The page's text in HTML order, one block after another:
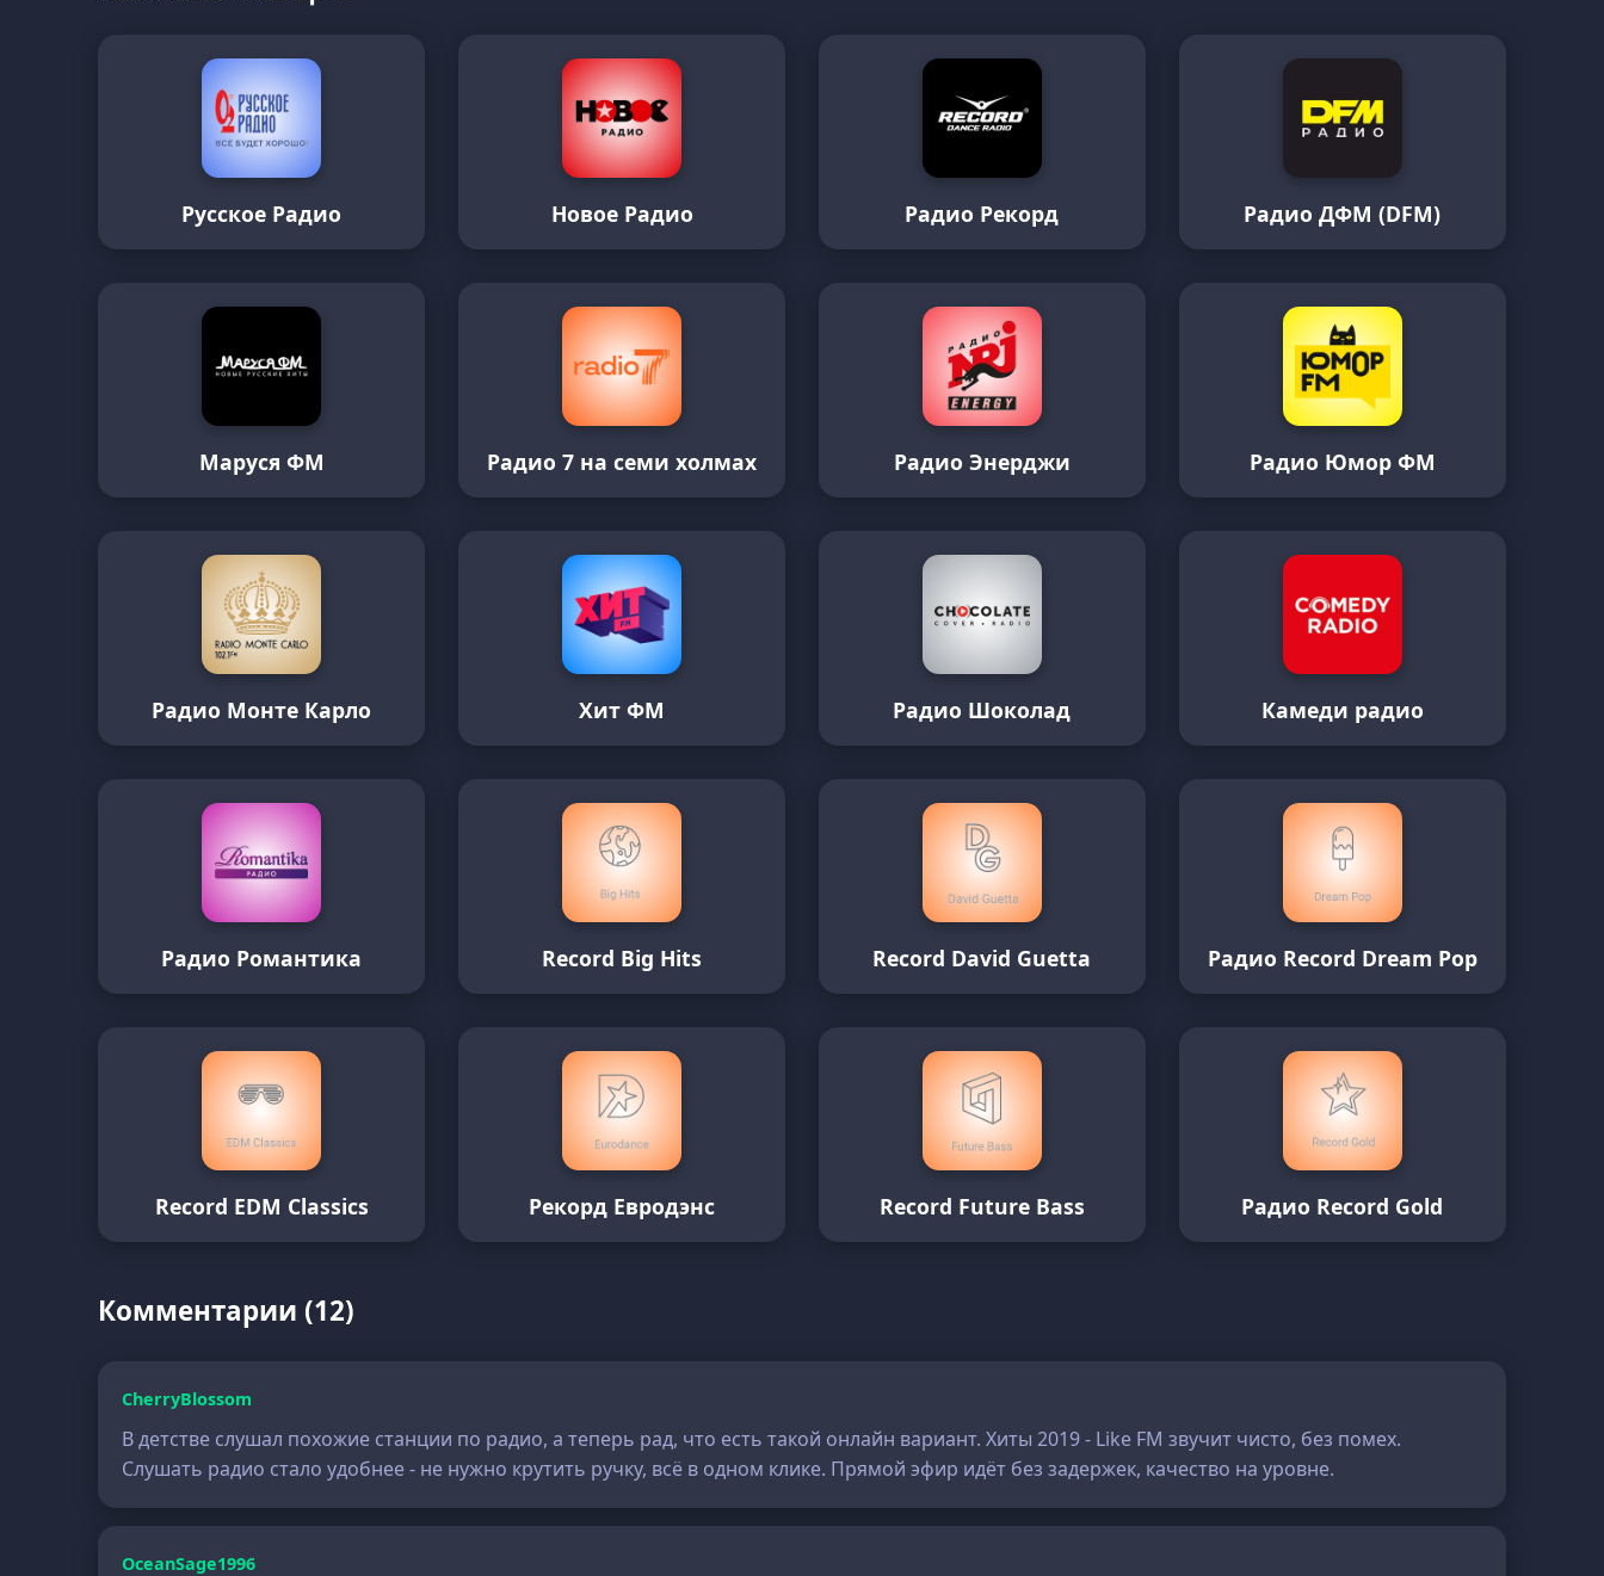
Русское Радио Новое Радио Радио Рекорд Радио ДФМ (DFM)
Маруся ФМ Радио 7 на семи холмах Радио Энерджи Радио Юмор ФМ
Радио Монте Карло Хит ФМ Радио Шоколад Камеди радио
Радио Романтика Record Big Hits Record David Guetta Радио Record Dream Pop
Record EDM Classics Рекорд Евродэнс Record Future Bass Радио Record Gold
Комментарии (12)
CherryBlossom
В детстве слушал похожие станции по радио, а теперь рад, что есть такой онлайн вариант. Хиты 2019 - Like FM звучит чисто, без помех.
Слушать радио стало удобнее - не нужно крутить ручку, всё в одном клике. Прямой эфир идёт без задержек, качество на уровне.
OceanSage1996